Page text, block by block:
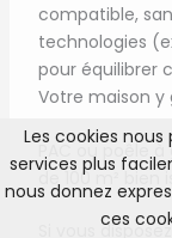
compatible,
technologies
pour équilibrer
Votre maison y
PAC ou poêle
de 100 m² bien
Si vous
Les cookies
services plus
nous donnez
ces